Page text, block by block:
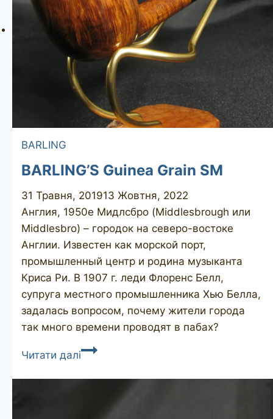
BARLING
BARLING’S Guinea Grain SM
31 Травня, 201913 Жовтня, 2022
Англия, 1950е Мидлсбро (Middlesbrough или
Middlesbro) – городок на северо-востоке
Англии. Известен как морской порт,
промышленный центр и родина музыканта
Криса Ри. В 1907 г. леди Флоренс Белл,
супруга местного промышленника Хью Белла,
задалась вопросом, почему жители города
так много времени проводят в пабах?
Читати даліBARLING’S
Grain